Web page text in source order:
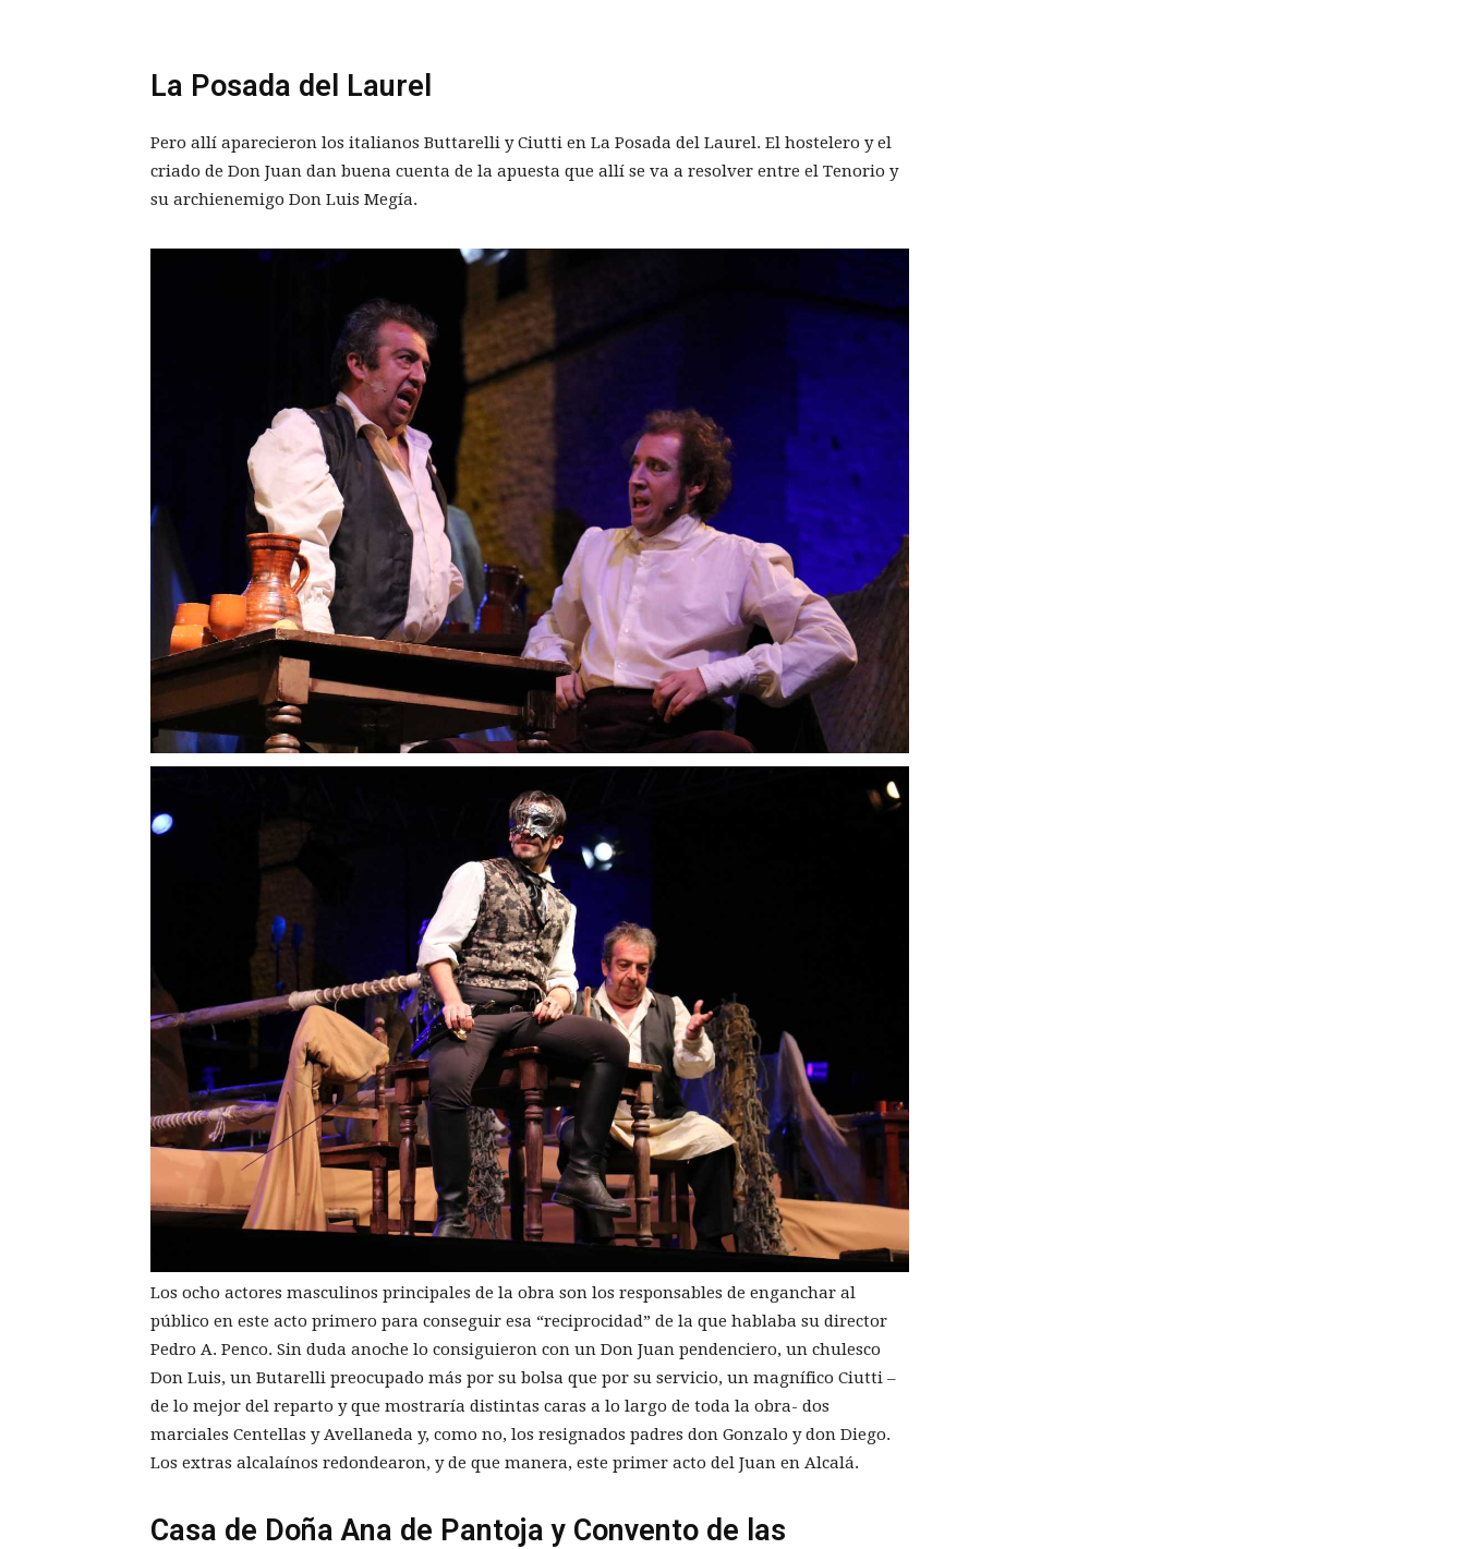
La Posada del Laurel
Pero allí aparecieron los italianos Buttarelli y Ciutti en La Posada del Laurel. El hostelero y el
criado de Don Juan dan buena cuenta de la apuesta que allí se va a resolver entre el Tenorio y
su archienemigo Don Luis Megía.
Los ocho actores masculinos principales de la obra son los responsables de enganchar al
público en este acto primero para conseguir esa “reciprocidad” de la que hablaba su director
Pedro A. Penco. Sin duda anoche lo consiguieron con un Don Juan pendenciero, un chulesco
Don Luis, un Butarelli preocupado más por su bolsa que por su servicio, un magnífico Ciutti –
de lo mejor del reparto y que mostraría distintas caras a lo largo de toda la obra- dos
marciales Centellas y Avellaneda y, como no, los resignados padres don Gonzalo y don Diego.
Los extras alcalaínos redondearon, y de que manera, este primer acto del Juan en Alcalá.
Casa de Doña Ana de Pantoja y Convento de las